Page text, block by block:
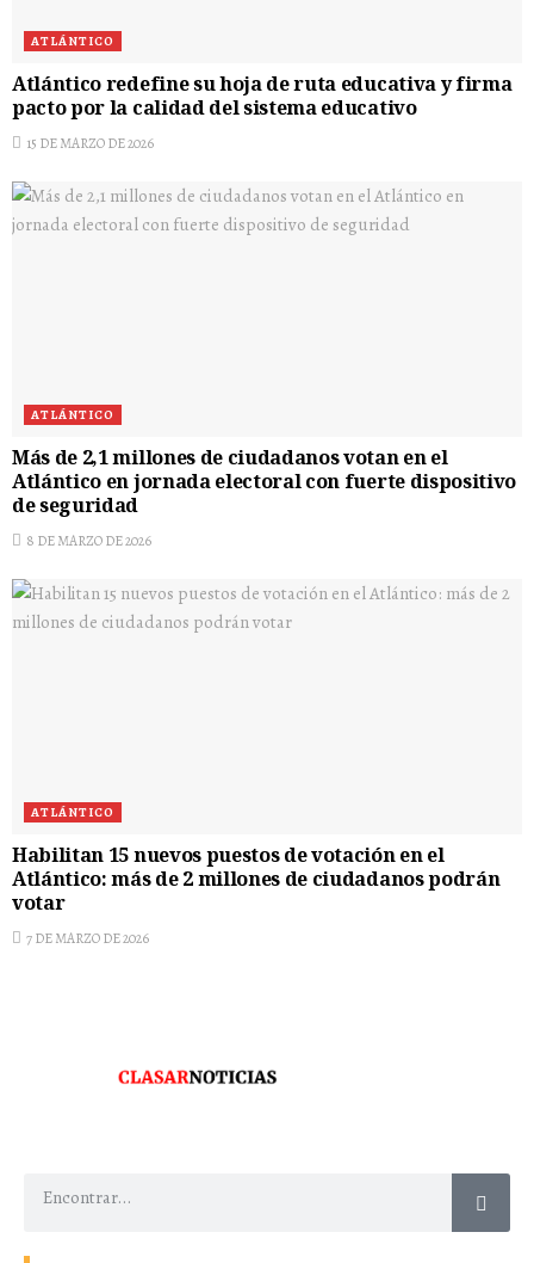
ATLÁNTICO
Atlántico redefine su hoja de ruta educativa y firma
pacto por la calidad del sistema educativo
15 DE MARZO DE 2026
ATLÁNTICO
Más de 2,1 millones de ciudadanos votan en el
Atlántico en jornada electoral con fuerte dispositivo
de seguridad
8 DE MARZO DE 2026
ATLÁNTICO
Habilitan 15 nuevos puestos de votación en el
Atlántico: más de 2 millones de ciudadanos podrán
votar
7 DE MARZO DE 2026